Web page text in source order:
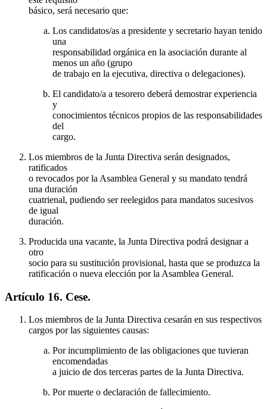
básico, será necesario que:
Los candidatos/as a presidente y secretario hayan tenido
una
responsabilidad orgánica en la asociación durante al
menos un año (grupo
de trabajo en la ejecutiva, directiva o delegaciones).
El candidato/a a tesorero deberá demostrar experiencia
y
conocimientos técnicos propios de las responsabilidades
del
cargo.
Los miembros de la Junta Directiva serán designados,
ratificados
o revocados por la Asamblea General y su mandato tendrá
una duración
cuatrienal, pudiendo ser reelegidos para mandatos sucesivos
de igual
duración.
Producida una vacante, la Junta Directiva podrá designar a
otro
socio para su sustitución provisional, hasta que se produzca la
ratificación o nueva elección por la Asamblea General.
Artículo 16. Cese.
Los miembros de la Junta Directiva cesarán en sus respectivos
cargos por las siguientes causas:
Por incumplimiento de las obligaciones que tuvieran
encomendadas
a juicio de dos terceras partes de la Junta Directiva.
Por muerte o declaración de fallecimiento.